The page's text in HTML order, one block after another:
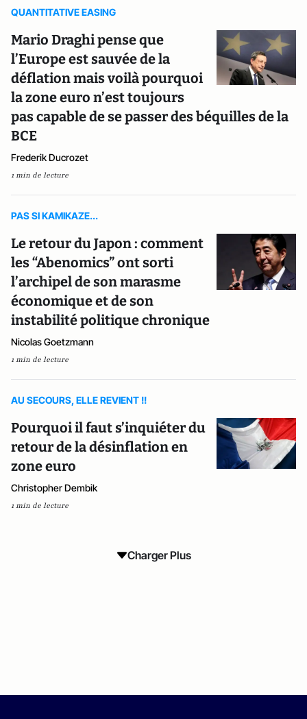
QUANTITATIVE EASING
Mario Draghi pense que
l’Europe est sauvée de la
déflation mais voilà pourquoi
la zone euro n’est toujours
pas capable de se passer des béquilles de la
BCE
Frederik Ducrozet
1 min de lecture
PAS SI KAMIKAZE...
Le retour du Japon : comment
les “Abenomics” ont sorti
l’archipel de son marasme
économique et de son
instabilité politique chronique
Nicolas Goetzmann
1 min de lecture
AU SECOURS, ELLE REVIENT !!
Pourquoi il faut s’inquiéter du
retour de la désinflation en
zone euro
Christopher Dembik
1 min de lecture
Charger Plus